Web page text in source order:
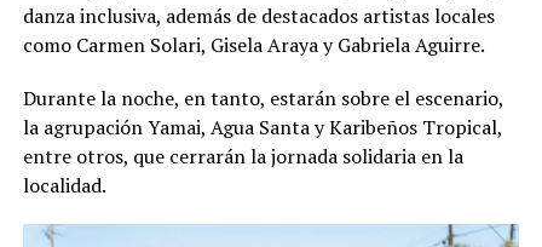
danza inclusiva, además de destacados artistas locales
como Carmen Solari, Gisela Araya y Gabriela Aguirre.
Durante la noche, en tanto, estarán sobre el escenario,
la agrupación Yamai, Agua Santa y Karibeños Tropical,
entre otros, que cerrarán la jornada solidaria en la
localidad.